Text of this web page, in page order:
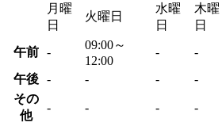
月曜
日
火曜日
水曜
日
木曜
日
午前 -
09:00～
12:00
- -
午後 - - - -
その
他
- - - -